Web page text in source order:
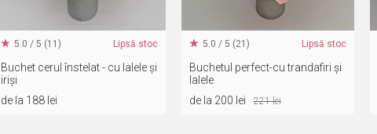
5.0 / 5 (11) Lipsă stoc
Buchet cerul înstelat - cu lalele și
iriși
de la 188 lei
5.0 / 5 (21) Lipsă stoc
Buchetul perfect-cu trandafiri și
lalele
de la 200 lei
221 lei